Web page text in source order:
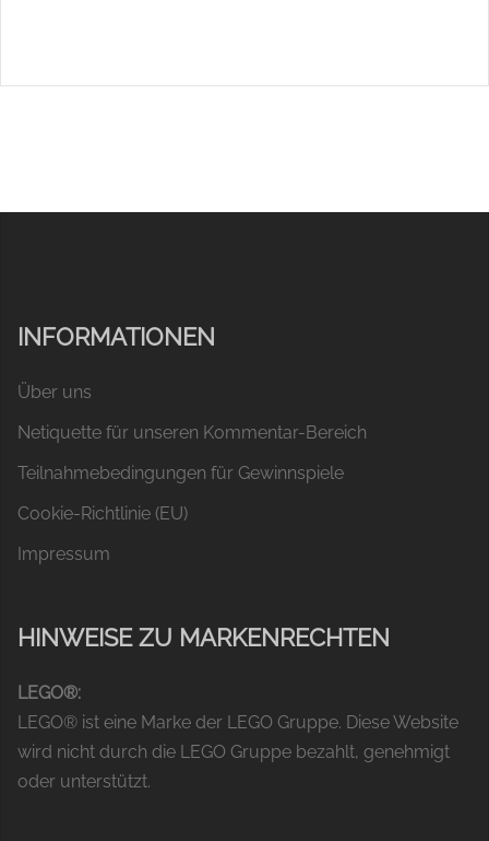
INFORMATIONEN
Über uns
Netiquette für unseren Kommentar-Bereich
Teilnahmebedingungen für Gewinnspiele
Cookie-Richtlinie (EU)
Impressum
HINWEISE ZU MARKENRECHTEN
LEGO®:
LEGO® ist eine Marke der LEGO Gruppe. Diese Website
wird nicht durch die LEGO Gruppe bezahlt, genehmigt
oder unterstützt.